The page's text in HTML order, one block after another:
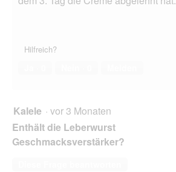
Hilfreich?
Kalele · vor 3 Monaten
Enthält die Leberwurst
Geschmacksverstärker?